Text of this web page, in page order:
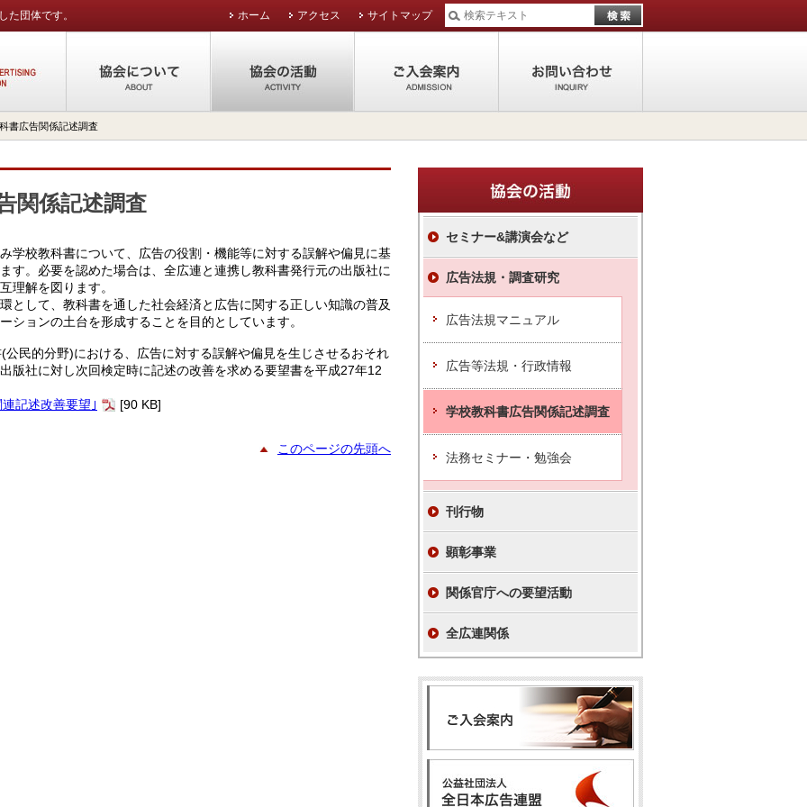
た団体です。 ホーム アクセス サイトマップ
書広告関係記述調査
関係記述調査
学校教科書について、広告の役割・機能等に対する誤解や偏見に基
す。必要を認めた場合は、全広連と連携し教科書発行元の出版社に
理解を図ります。
として、教科書を通した社会経済と広告に関する正しい知識の普及
ションの土台を形成することを目的としています。
民的分野)における、広告に対する誤解や偏見を生じさせるおそれ
版社に対し次回検定時に記述の改善を求める要望書を平成27年12
記述改善要望｣
[90 KB]
このページの先頭へ
セミナー&講演会など
広告法規・調査研究
広告法規マニュアル
広告等法規・行政情報
学校教科書広告関係記述調査
法務セミナー・勉強会
刊行物
顕彰事業
関係官庁への要望活動
全広連関係